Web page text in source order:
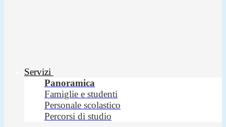
Servizi
Panoramica
Famiglie e studenti
Personale scolastico
Percorsi di studio